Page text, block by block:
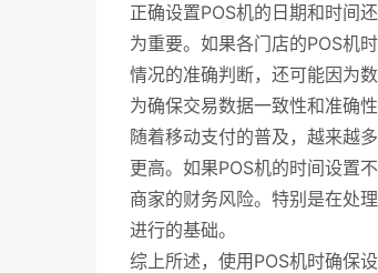
正确设置POS机的日期和时间
为重要。如果各门店的POS机
情况的准确判断，还可能因为
为确保交易数据一致性和准确性
随着移动支付的普及，越来越
更高。如果POS机的时间设置
商家的财务风险。特别是在处
进行的基础。
综上所述，使用POS机时确保